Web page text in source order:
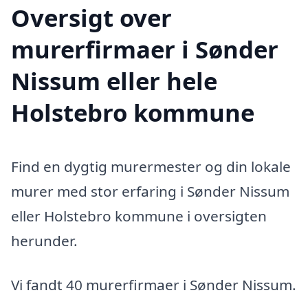
Oversigt over
murerfirmaer i Sønder
Nissum eller hele
Holstebro kommune
Find en dygtig murermester og din lokale
murer med stor erfaring i Sønder Nissum
eller Holstebro kommune i oversigten
herunder.
Vi fandt 40 murerfirmaer i Sønder Nissum.